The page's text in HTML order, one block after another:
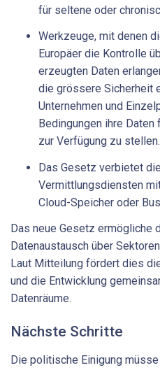
für seltene oder
Werkzeuge, mit denen
Europäer die Kontrolle
erzeugten Daten
die grössere Sicherheit
Unternehmen und
Bedingungen ihre
zur Verfügung zu stellen.
Das Gesetz verbietet
Vermittlungsdiensten
Cloud-Speicher oder
Das neue Gesetz ermögliche
Datenaustausch über
Laut Mitteilung fördert dies
und die Entwicklung
Datenräume.
Nächste Schritte
Die politische Einigung